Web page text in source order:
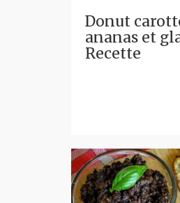
Donut
ananas et
Recette